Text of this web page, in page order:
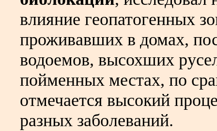
влияние геопатогенных
проживавших в домах,
водоемов, высохших
пойменных местах, по
отмечается высокий
разных заболеваний.